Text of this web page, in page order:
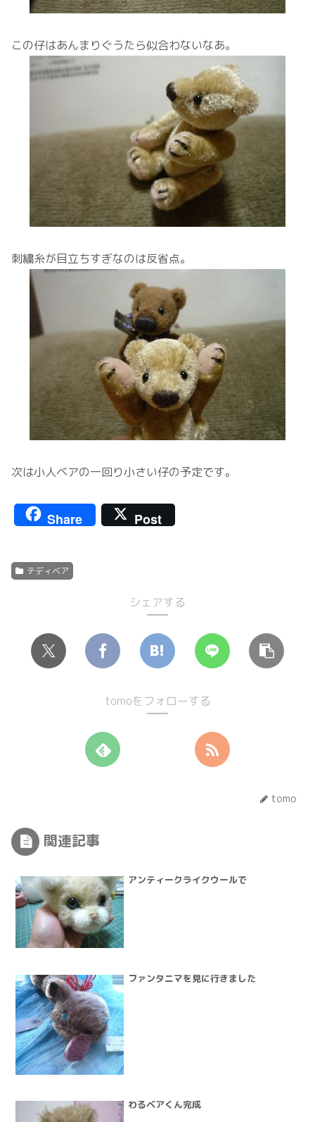
この仔はあんまりぐうたら似合わないなあ。
刺繍糸が目立ちすぎなのは反省点。
次は小人ベアの一回り小さい仔の予定です。
Share Post
テディベア
シェアする
tomoをフォローする
tomo
関連記事
アンティークライクウールで
ファンタニマを見に行きました
わるベアくん完成